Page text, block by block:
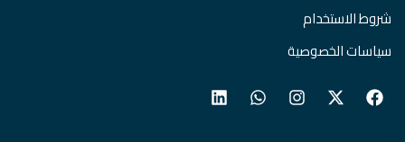
شروط الاستخدام
سياسات الخصوصية